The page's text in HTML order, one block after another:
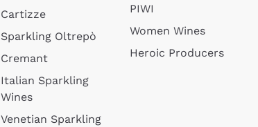
Cartizze
Sparkling Oltrepò
Cremant
Italian Sparkling
Wines
Venetian Sparkling
PIWI
Women Wines
Heroic Producers